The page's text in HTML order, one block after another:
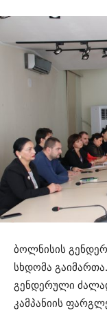
ბოლნისის
სხდომა
გენდერული
კამპანიის